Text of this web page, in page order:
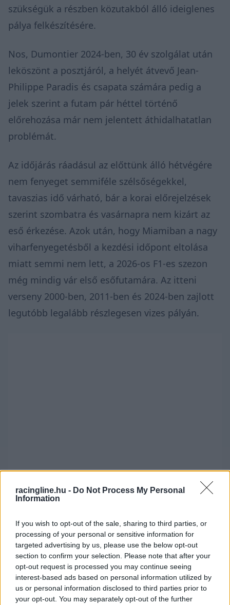
racingline.hu - Do Not Process My Personal
Information
If you wish to opt-out of the sale, sharing to third parties, or
processing of your personal or sensitive information for
targeted advertising by us, please use the below opt-out
section to confirm your selection. Please note that after your
opt-out request is processed you may continue seeing
interest-based ads based on personal information utilized by
us or personal information disclosed to third parties prior to
your opt-out. You may separately opt-out of the further
szükségük a részben közutakból álló ideiglenes
pálya felkészítésére.
Nos, Dumontier 2024-ben, 30 év szolgálat után
leköszönt a posztjáról, a helyét átvevő Jean-
Philippe Paradis és csapata számára pedig a
jelek szerint a futam pár héttel történő
előrehozása már nem jelentett áthidalhatatlan
problémát.
Az időjárás ráadásul az előttünk álló hétvégére
nem fenyeget semmiféle szélsőségekkel,
tavaszias idő várható, bár a korai előrejelzések
szerint szombatra és vasárnapra nem kizárt az
eső érkezése. Azok után, hogy Miamiban a nagy
viharfenyegetésből a kezdési időpont eltolása
miatt semmi nem lett, a 2026-os F1-es szezon
még mindig vár első esőfutamára. Az itteni
verseny 2000-ben, 2011-ben és 2024-ben zajlott
legutóbb legalább részlegesen vizes pályán.
FORMA-1
Tartanak a pilóták a montreali futam
várható körülményétől, véli az
elismert szakértő
Eredeti minőség, régi berögződések